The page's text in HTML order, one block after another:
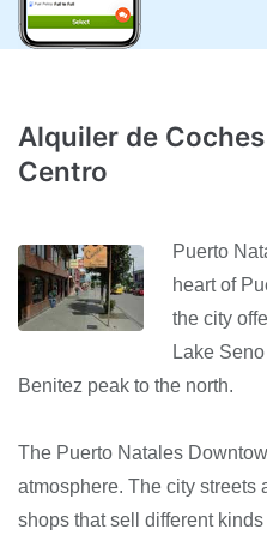
Alquiler de
Centro
Puerto
heart of
the city
Lake
Benitez peak to the north.
The Puerto Natales
atmosphere. The city streets
shops that sell different